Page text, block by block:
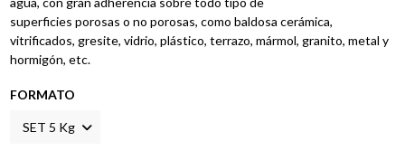
superficies porosas o no porosas, como baldosa cerámica,
vitrificados, gresite, vidrio, plástico, terrazo, mármol, granito, metal y
hormigón, etc.
FORMATO